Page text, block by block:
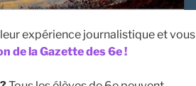
expérience journalistique et vous
de la Gazette des 6e !